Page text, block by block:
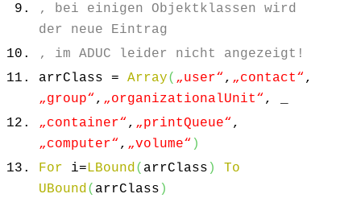
‚ bei einigen Objektklassen wird
der neue Eintrag
‚ im ADUC leider nicht angezeigt!
arrClass =Array( „user“ , „contact“ ,
„group“ , „organizationalUnit“ , _
„container“ , „printQueue“ ,
„computer“ , „volume“ )
For i=LBound( arrClass )
To
UBound( arrClass )